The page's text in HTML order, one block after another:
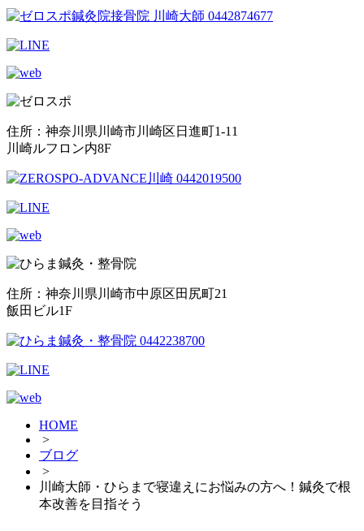
住所：神奈川県川崎市川崎区日進町1-11
川崎ルフロン内8F
住所：神奈川県川崎市中原区田尻町21
飯田ビル1F
HOME
>
ブログ
>
川崎大師・ひらまで寝違えにお悩みの方へ！鍼灸で根
本改善を目指そう